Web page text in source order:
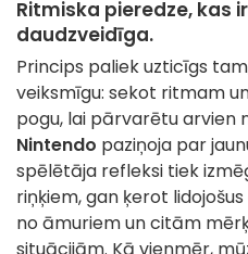
Ritmiska pieredze, kas
daudzveidīga.
Princips paliek uzticīgs
veiksmīgu: sekot ritmam
pogu, lai pārvarētu arvien
Nintendo paziņoja par
spēlētāja refleksi tiek
riņķiem, gan ķerot
no āmuriem un citām